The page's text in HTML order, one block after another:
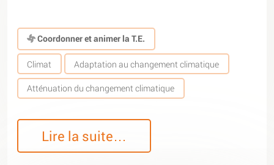
Coordonner et animer la T.E.
Climat Adaptation au changement climatique
Atténuation du changement climatique
Lire la suite…